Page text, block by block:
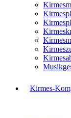
Kirmes-